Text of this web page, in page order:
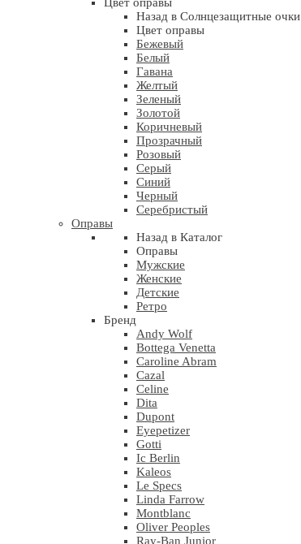
Назад в Солнцезащитные очки
Цвет оправы
Бежевый
Белый
Гавана
Желтый
Зеленый
Золотой
Коричневый
Прозрачный
Розовый
Серый
Синий
Черный
Серебристый
Оправы
Назад в Каталог
Оправы
Мужские
Женские
Детские
Ретро
Бренд
Andy Wolf
Bottega Venetta
Caroline Abram
Cazal
Celine
Dita
Dupont
Eyepetizer
Gotti
Ic Berlin
Kaleos
Le Specs
Linda Farrow
Montblanc
Oliver Peoples
Ray-Ban Junior